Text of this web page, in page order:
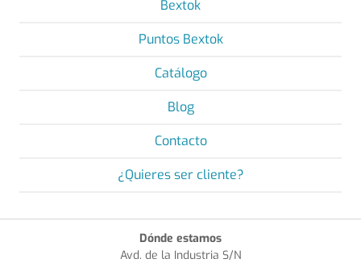
Bextok
Puntos Bextok
Catálogo
Blog
Contacto
¿Quieres ser cliente?
Dónde estamos
Avd. de la Industria S/N